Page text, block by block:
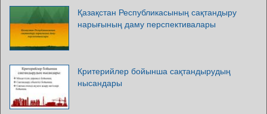
Қазақстан Республикасының сақтандыру
нарығының даму перспективалары
Критерийлер бойынша сақтандырудың
нысандары